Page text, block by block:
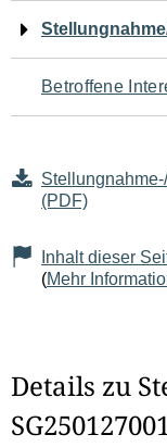
Navigation
für
den
Seiteninhalt
Betroffene
(PDF)
Inhalt dieser
(Mehr
Details zu